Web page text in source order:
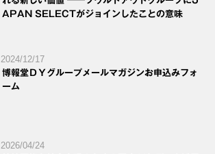
APAN SELECTがジョインしたことの意味
2024/12/17
博報堂ＤＹグループメールマガジンお申込みフォ
ーム
2026/04/24